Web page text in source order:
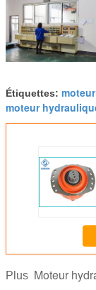
Étiquettes:
moteur
Plus Moteur